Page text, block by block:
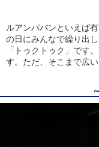
ルアンパバンといえば
の日にみんなで繰り出
「トゥクトゥク」です
す。ただ、そこまで広い